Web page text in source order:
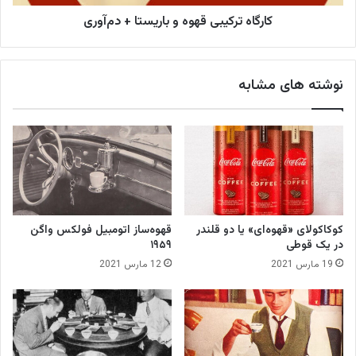
ا
و
ا
ر
س
ک
ه
و
س
ت
+
د
م‌
آ
و
کارگاه ترکیبی قهوه و باریستا + دم‌آوری
نوشته های مشابه
کوکاکولای «قهوه‌ای» یا دو قلندر
در یک قوطی
19 مارس 2021
قهوه‌ساز اتومبیل فولکس واگن
۱۹۵۹
12 مارس 2021